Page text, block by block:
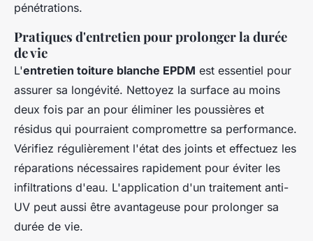
pénétrations.
Pratiques d'entretien pour prolonger la durée
de vie
L'entretien toiture blanche EPDM est essentiel pour
assurer sa longévité. Nettoyez la surface au moins
deux fois par an pour éliminer les poussières et
résidus qui pourraient compromettre sa performance.
Vérifiez régulièrement l'état des joints et effectuez les
réparations nécessaires rapidement pour éviter les
infiltrations d'eau. L'application d'un traitement anti-
UV peut aussi être avantageuse pour prolonger sa
durée de vie.